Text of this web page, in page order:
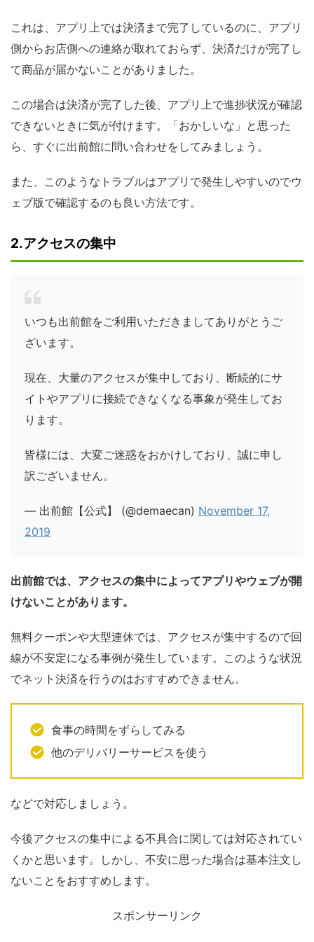
これは、アプリ上では決済まで完了しているのに、アプリ
側からお店側への連絡が取れておらず、決済だけが完了し
て商品が届かないことがありました。
この場合は決済が完了した後、アプリ上で進捗状況が確認
できないときに気が付けます。「おかしいな」と思った
ら、すぐに出前館に問い合わせをしてみましょう。
また、このようなトラブルはアプリで発生しやすいのでウ
ェブ版で確認するのも良い方法です。
2.アクセスの集中
いつも出前館をご利用いただきましてありがとうご
ざいます。
現在、大量のアクセスが集中しており、断続的にサ
イトやアプリに接続できなくなる事象が発生してお
ります。
皆様には、大変ご迷惑をおかけしており、誠に申し
訳ございません。
— 出前館【公式】 (@demaecan) November 17,
2019
出前館では、アクセスの集中によってアプリやウェブが開
けないことがあります。
無料クーポンや大型連休では、アクセスが集中するので回
線が不安定になる事例が発生しています。このような状況
でネット決済を行うのはおすすめできません。
食事の時間をずらしてみる
他のデリバリーサービスを使う
などで対応しましょう。
今後アクセスの集中による不具合に関しては対応されてい
くかと思います。しかし、不安に思った場合は基本注文し
ないことをおすすめします。
スポンサーリンク